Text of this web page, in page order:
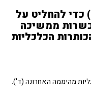
כדי להחליט על
ממשיכה
הכלכליות
מהיממה האחרונה (ד').